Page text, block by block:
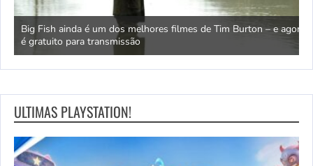
Big Fish ainda é um dos melhores filmes de Tim Burton – e agora
é gratuito para transmissão
ULTIMAS PLAYSTATION!